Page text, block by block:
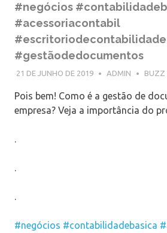
#negócios
#acessoriacontabil
#gestãodedocumentos
21 DE JUNHO DE 2019 ADMIN BUZZ
Pois bem! Como é a gestão de
empresa? Veja a importância do
.
.
.
#negócios #contabilidadebasica